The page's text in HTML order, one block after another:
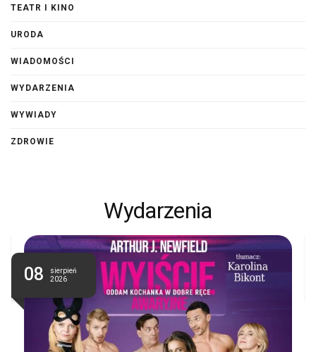
TEATR I KINO
URODA
WIADOMOŚCI
WYDARZENIA
WYWIADY
ZDROWIE
Wydarzenia
08
sierpień
2026